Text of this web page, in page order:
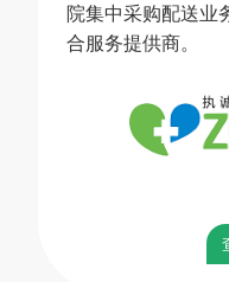
院集中采购配送业
合服务提供商。